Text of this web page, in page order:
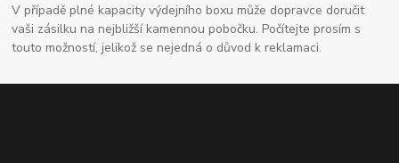
V případě plné kapacity výdejního boxu může dopravce doručit
vaši zásilku na nejbližší kamennou pobočku. Počítejte prosím s
touto možností, jelikož se nejedná o důvod k reklamaci.